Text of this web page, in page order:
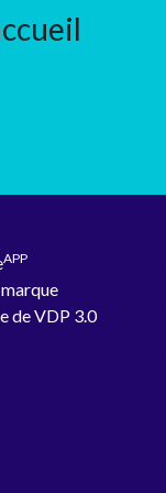
APP
de VDP 3.0